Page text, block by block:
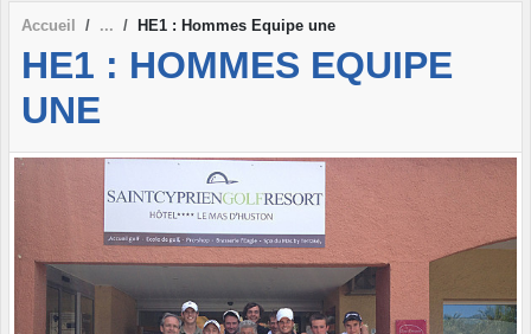
Accueil HE1 : Hommes Equipe une
HE1 : HOMMES EQUIPE
UNE